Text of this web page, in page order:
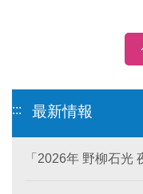
::: 最新情報
「2026年 野柳石光